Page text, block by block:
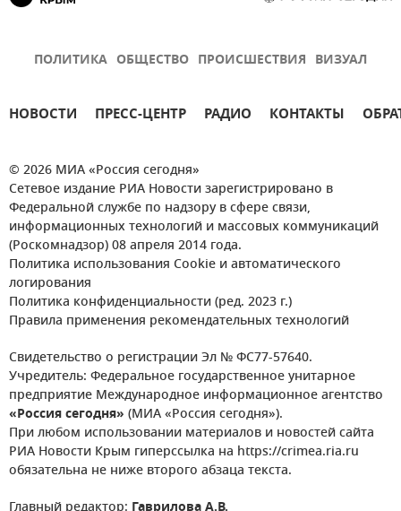
ПОЛИТИКА ОБЩЕСТВО ПРОИСШЕСТВИЯ ВИЗУАЛ
НОВОСТИ ПРЕСС-ЦЕНТР РАДИО КОНТАКТЫ
© 2026 МИА «Россия сегодня»
Сетевое издание РИА Новости зарегистрировано в
Федеральной службе по надзору в сфере связи,
информационных технологий и массовых коммуникаций
(Роскомнадзор) 08 апреля 2014 года.
Политика использования Cookie и автоматического
логирования
Политика конфиденциальности (ред. 2023 г.)
Правила применения рекомендательных технологий
Свидетельство о регистрации Эл № ФС77-57640.
Учредитель: Федеральное государственное унитарное
предприятие Международное информационное агентство
«Россия сегодня» (МИА «Россия сегодня»).
При любом использовании материалов и новостей сайта
РИА Новости Крым гиперссылка на https://crimea.ria.ru
обязательна не ниже второго абзаца текста.